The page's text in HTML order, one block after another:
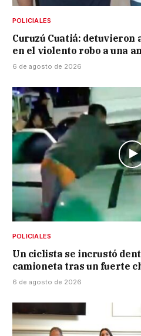
POLICIALES
Curuzú Cuatiá: detuvieron
en el violento robo a una
6 de agosto de 2026
POLICIALES
Un ciclista se incrustó
camioneta tras un fuerte
6 de agosto de 2026